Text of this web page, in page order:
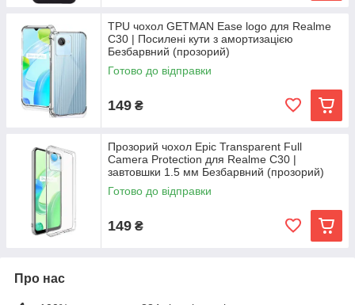
TPU чохол GETMAN Ease logo для Realme
C30 | Посилені кути з амортизацією
Безбарвний (прозорий)
Готово до відправки
149 ₴
Прозорий чохол Epic Transparent Full
Camera Protection для Realme C30 |
завтовшки 1.5 мм Безбарвний (прозорий)
Готово до відправки
149 ₴
Про нас